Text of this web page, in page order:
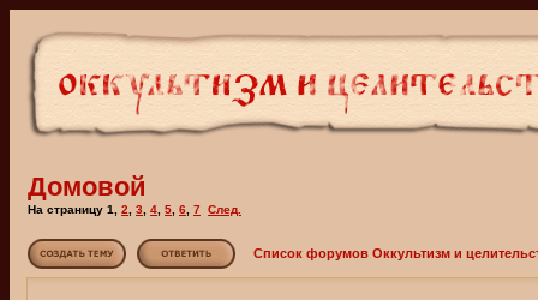
Домовой
На страницу 1 2 3 4 5 6 7 След.
Список форумов Оккультизм и